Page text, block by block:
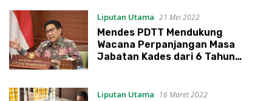
Liputan Utama 21 Mei 2022
Mendes PDTT Mendukung
Wacana Perpanjangan Masa
Jabatan Kades dari 6 Tahun
Liputan Utama 16 Maret 2022